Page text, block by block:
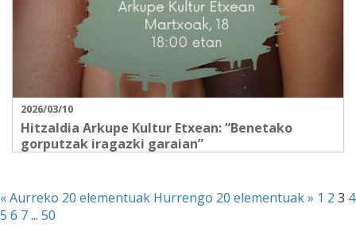
2026/03/10
Hitzaldia Arkupe Kultur Etxean: “Benetako
gorputzak iragazki garaian”
« Aurreko 20 elementuak Hurrengo 20 elementuak » 1 2 3 4
5 6 7... 50